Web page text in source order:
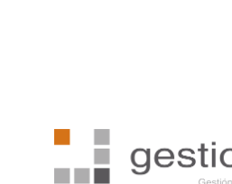
Más información